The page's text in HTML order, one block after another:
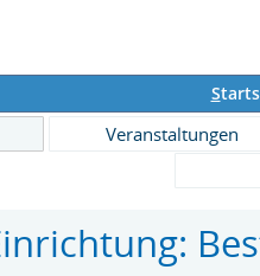
S
Veranstaltungen